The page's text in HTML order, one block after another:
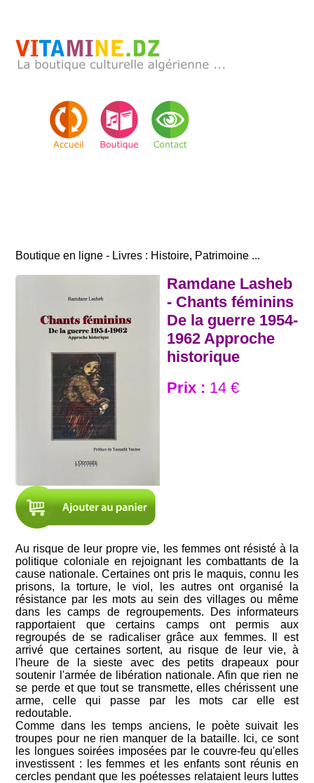
Boutique en ligne - Livres : Histoire, Patrimoine ...
Ramdane Lasheb
- Chants féminins
De la guerre 1954-
1962 Approche
historique
Prix : 14 €
Au risque de leur propre vie, les femmes ont résisté à la
politique coloniale en rejoignant les combattants de la
cause nationale. Certaines ont pris le maquis, connu les
prisons, la torture, le viol, les autres ont organisé la
résistance par les mots au sein des villages ou même
dans les camps de regroupements. Des informateurs
rapportaient que certains camps ont permis aux
regroupés de se radicaliser grâce aux femmes. Il est
arrivé que certaines sortent, au risque de leur vie, à
l'heure de la sieste avec des petits drapeaux pour
soutenir l'armée de libération nationale. Afin que rien ne
se perde et que tout se transmette, elles chérissent une
arme, celle qui passe par les mots car elle est
redoutable.
Comme dans les temps anciens, le poète suivait les
troupes pour ne rien manquer de la bataille. Ici, ce sont
les longues soirées imposées par le couvre-feu qu'elles
investissent : les femmes et les enfants sont réunis en
cercles pendant que les poétesses relataient leurs luttes